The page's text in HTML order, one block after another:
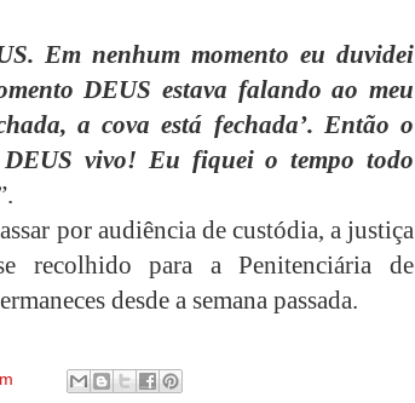
Em nenhum momento eu duvidei
DEUS estava falando ao meu
a cova está fechada’. Então o
vivo! Eu fiquei o tempo todo
por audiência de custódia, a justiça
recolhido para a Penitenciária de
desde a semana passada.